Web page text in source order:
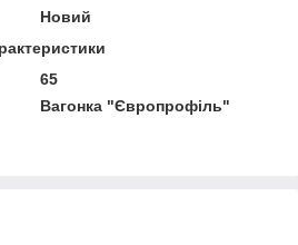
Новий
65
Вагонка "Європрофіль"